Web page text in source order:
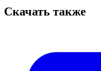
Скачать также